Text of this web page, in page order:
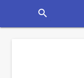
search